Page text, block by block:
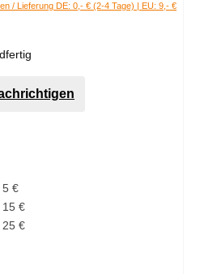
/ Lieferung DE: 0,- € (2-4 Tage) | EU: 9,- €
5 €
15 €
25 €